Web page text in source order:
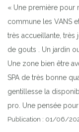
Previous
« Une première pour
commune les VANS
très accueillante, très
de gouts . Un jardin
Une zone bien être
SPA de très bonne
gentillesse la
pro. Une pensée
Publication : 01/06/